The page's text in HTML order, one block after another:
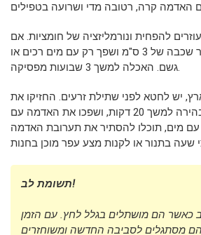
להפחית ונורמליזציה של חומציות. אם
האדמה מלוחה, הסר שכבה של 3 ס"מ ושפך רק עם מים רכים או
גשם. האכלה למשך 3 שבועות מפסיקה.
יש לחטא לפני שתילת זרעים. החזיקו את
הזרעים בתמיסת מנגן בהירה למשך 20 דקות, ושפכו את האדמה עם
עם מים, תוכלו להסתיר את תערובת האדמה
תשומת לב!
כאשר הם מושתלים בגלל לחץ. עם הזמן